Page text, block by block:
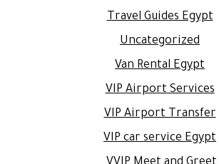
Travel Guides Egypt
Uncategorized
Van Rental Egypt
VIP Airport Services
VIP Airport Transfer
VIP car service Egypt